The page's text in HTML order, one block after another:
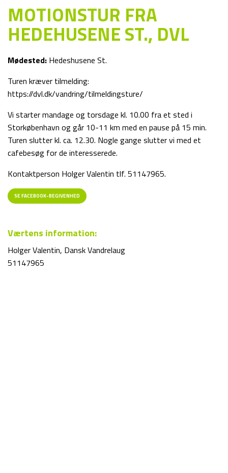
MOTIONSTUR FRA
HEDEHUSENE ST., DVL
Mødested: Hedeshusene St.
Turen kræver tilmelding:
https://dvl.dk/vandring/tilmeldingsture/
Vi starter mandage og torsdage kl. 10.00 fra et sted i
Storkøbenhavn og går 10-11 km med en pause på 15 min.
Turen slutter kl. ca. 12.30. Nogle gange slutter vi med et
cafebesøg for de interesserede.
Kontaktperson Holger Valentin tlf. 51147965.
SE FACEBOOK-BEGIVENHED
Værtens information:
Holger Valentin, Dansk Vandrelaug
51147965